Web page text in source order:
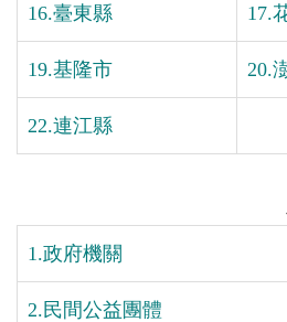
16.臺東縣 17.
19.基隆市 20.
22.連江縣
1.政府機關
2.民間公益團體